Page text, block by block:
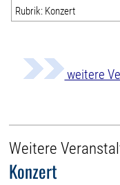
Rubrik: Konzert
weitere
Weitere
Konzert